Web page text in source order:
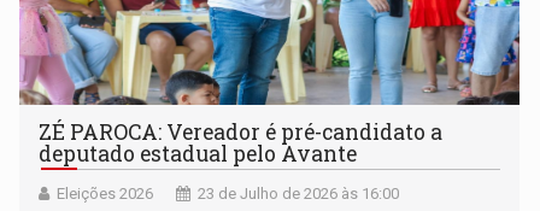
ZÉ PAROCA: Vereador é pré-candidato a
deputado estadual pelo Avante
Eleições 2026 23 de Julho de 2026 às 16:00